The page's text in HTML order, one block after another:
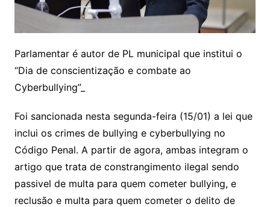
Parlamentar é autor de PL municipal que institui o
“Dia de conscientização e combate ao
Cyberbullying”_
Foi sancionada nesta segunda-feira (15/01) a lei que
inclui os crimes de bullying e cyberbullying no
Código Penal. A partir de agora, ambas integram o
artigo que trata de constrangimento ilegal sendo
passivel de multa para quem cometer bullying, e
reclusão e multa para quem cometer o delito de